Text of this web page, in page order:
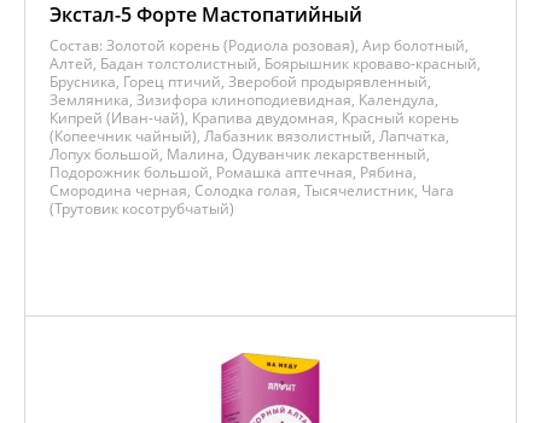
Экстал-5 Форте Мастопатийный
Состав: Золотой корень (Родиола розовая), Аир болотный,
Алтей, Бадан толстолистный, Боярышник кроваво-красный,
Брусника, Горец птичий, Зверобой продырявленный,
Земляника, Зизифора клиноподиевидная, Календула,
Кипрей (Иван-чай), Крапива двудомная, Красный корень
(Копеечник чайный), Лабазник вязолистный, Лапчатка,
Лопух большой, Малина, Одуванчик лекарственный,
Подорожник большой, Ромашка аптечная, Рябина,
Смородина черная, Солодка голая, Тысячелистник, Чага
(Трутовик косотрубчатый)